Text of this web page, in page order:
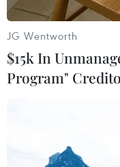
JG Wentworth
$15k In
Program"